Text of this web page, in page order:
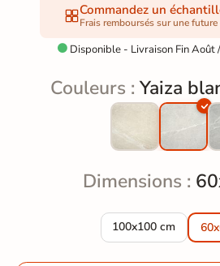
Commandez un
Frais remboursés sur une
 Disponible - Livraison Fin
Couleurs :Yaiza
Dimensions :
100x100 cm
Dalle extérieur